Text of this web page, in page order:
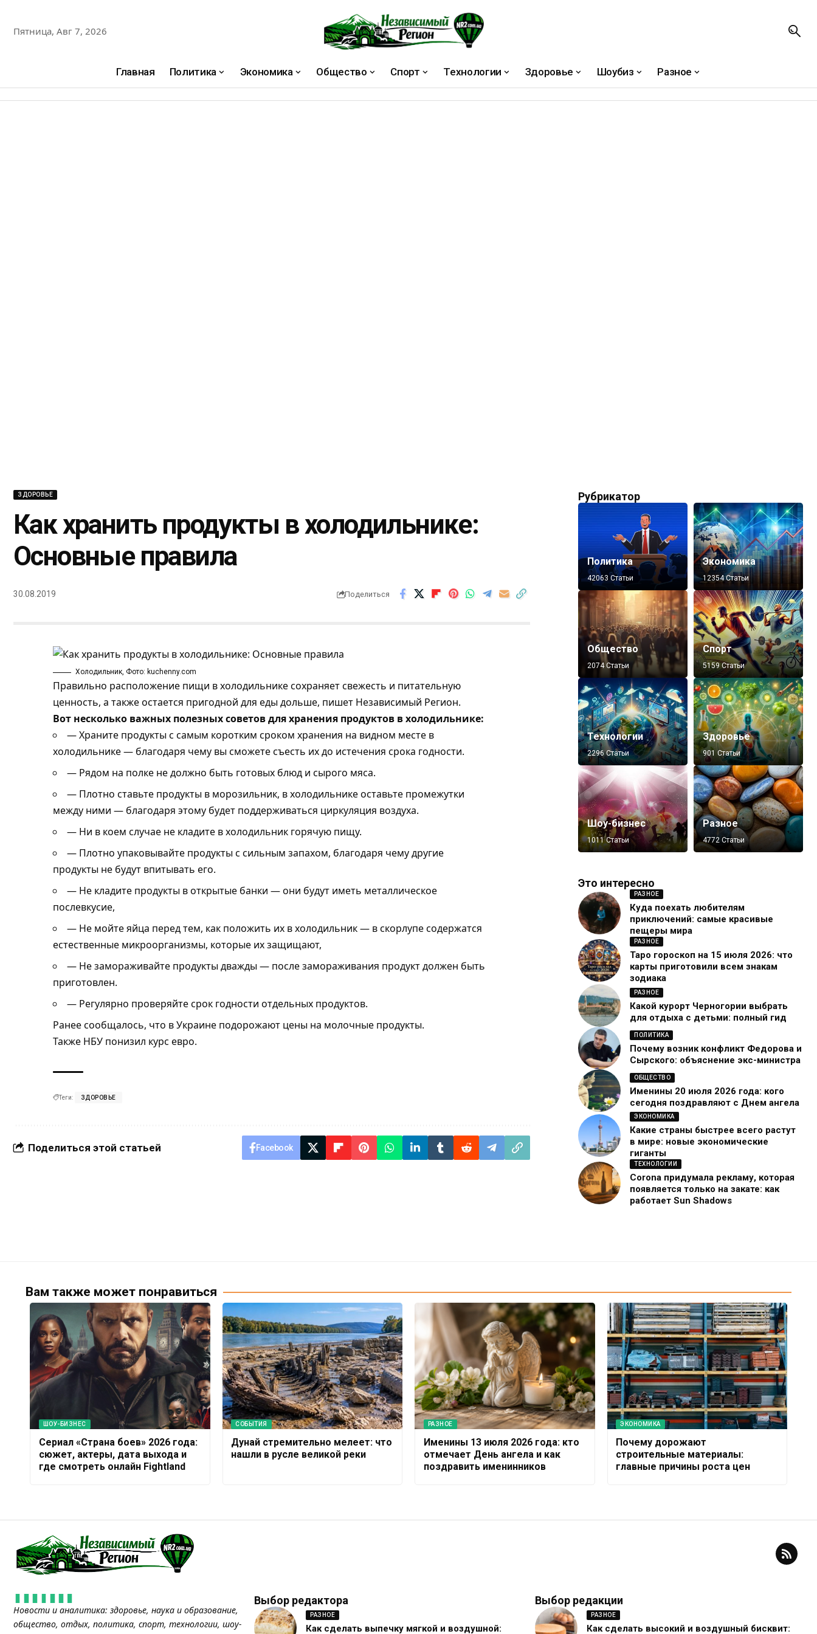
Пятница, Авг 7, 2026
Главная Политика Экономика Общество Спорт Технологии Здоровье Шоубиз Разное
ЗДОРОВЬЕ
Как хранить продукты в холодильнике:
Основные правила
30.08.2019 Поделиться
Холодильник, Фото: kuchenny.com
Правильно расположение пищи в холодильнике сохраняет свежесть и питательную
ценность, а также остается пригодной для еды дольше, пишет Независимый Регион.
Вот несколько важных полезных советов для хранения продуктов в холодильнике:
— Храните продукты с самым коротким сроком хранения на видном месте в
холодильнике — благодаря чему вы сможете съесть их до истечения срока годности.
— Рядом на полке не должно быть готовых блюд и сырого мяса.
— Плотно ставьте продукты в морозильник, в холодильнике оставьте промежутки
между ними — благодаря этому будет поддерживаться циркуляция воздуха.
— Ни в коем случае не кладите в холодильник горячую пищу.
— Плотно упаковывайте продукты с сильным запахом, благодаря чему другие
продукты не будут впитывать его.
— Не кладите продукты в открытые банки — они будут иметь металлическое
послевкусие,
— Не мойте яйца перед тем, как положить их в холодильник — в скорлупе содержатся
естественные микроорганизмы, которые их защищают,
— Не замораживайте продукты дважды — после замораживания продукт должен быть
приготовлен.
— Регулярно проверяйте срок годности отдельных продуктов.
Ранее сообщалось, что в Украине подорожают цены на молочные продукты.
Также НБУ понизил курс евро.
Теги: ЗДОРОВЬЕ
Поделиться этой статьей Facebook
Рубрикатор
Политика
42063 Статьи
Экономика
12354 Статьи
Общество
2074 Статьи
Спорт
5159 Статьи
Технологии
2296 Статьи
Здоровье
901 Статьи
Шоу-бизнес
1011 Статьи
Разное
4772 Статьи
Это интересно
РАЗНОЕ
Куда поехать любителям
приключений: самые красивые
пещеры мира
РАЗНОЕ
Таро гороскоп на 15 июля 2026: что
карты приготовили всем знакам
зодиака
РАЗНОЕ
Какой курорт Черногории выбрать
для отдыха с детьми: полный гид
ПОЛИТИКА
Почему возник конфликт Федорова и
Сырского: объяснение экс-министра
ОБЩЕСТВО
Именины 20 июля 2026 года: кого
сегодня поздравляют с Днем ангела
ЭКОНОМИКА
Какие страны быстрее всего растут
в мире: новые экономические
гиганты
ТЕХНОЛОГИИ
Corona придумала рекламу, которая
появляется только на закате: как
работает Sun Shadows
Вам также может понравиться
ШОУ-БИЗНЕС
Сериал «Страна боев» 2026 года:
сюжет, актеры, дата выхода и
где смотреть онлайн Fightland
СОБЫТИЯ
Дунай стремительно мелеет: что
нашли в русле великой реки
РАЗНОЕ
Именины 13 июля 2026 года: кто
отмечает День ангела и как
поздравить именинников
ЭКОНОМИКА
Почему дорожают
строительные материалы:
главные причины роста цен
Новости и аналитика: здоровье, наука и образование,
общество, отдых, политика, спорт, технологии, шоу-
Выбор редактора
РАЗНОЕ
Как сделать выпечку мягкой и воздушной:
Выбор редакции
РАЗНОЕ
Как сделать высокий и воздушный бисквит: